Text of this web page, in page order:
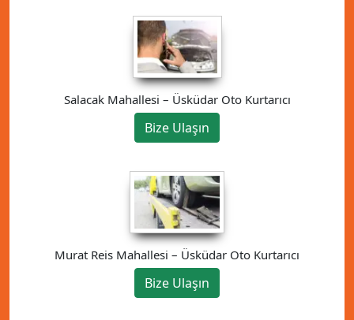
Salacak Mahallesi – Üsküdar Oto Kurtarıcı
Bize Ulaşın
Murat Reis Mahallesi – Üsküdar Oto Kurtarıcı
Bize Ulaşın